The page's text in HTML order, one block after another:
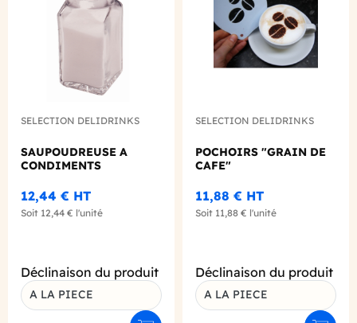
SELECTION DELIDRINKS
SAUPOUDREUSE A
CONDIMENTS
12,44 € HT
Soit 12,44 € l'unité
Déclinaison du produit
A LA PIECE
SELECTION DELIDRINKS
POCHOIRS "GRAIN DE
CAFE"
11,88 € HT
Soit 11,88 € l'unité
Déclinaison du produit
A LA PIECE